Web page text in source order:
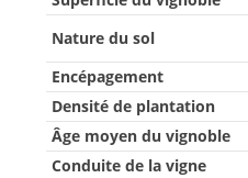
Nature du sol
Encépagement
Densité de plantation
Âge moyen du vignoble
Conduite de la vigne